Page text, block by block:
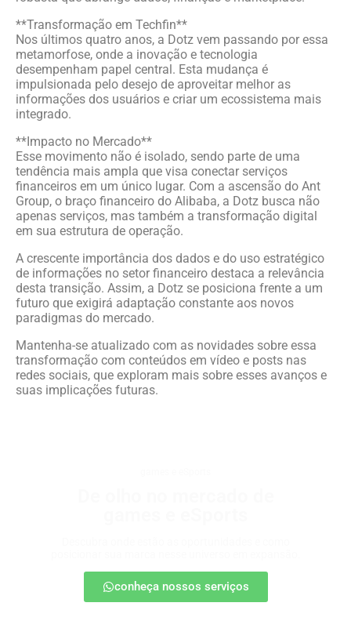
**Transformação em Techfin**
Nos últimos quatro anos, a Dotz vem passando por essa
metamorfose, onde a inovação e tecnologia
desempenham papel central. Esta mudança é
impulsionada pelo desejo de aproveitar melhor as
informações dos usuários e criar um ecossistema mais
integrado.
**Impacto no Mercado**
Esse movimento não é isolado, sendo parte de uma
tendência mais ampla que visa conectar serviços
financeiros em um único lugar. Com a ascensão do Ant
Group, o braço financeiro do Alibaba, a Dotz busca não
apenas serviços, mas também a transformação digital
em sua estrutura de operação.
A crescente importância dos dados e do uso estratégico
de informações no setor financeiro destaca a relevância
desta transição. Assim, a Dotz se posiciona frente a um
futuro que exigirá adaptação constante aos novos
paradigmas do mercado.
Mantenha-se atualizado com as novidades sobre essa
transformação com conteúdos em vídeo e posts nas
redes sociais, que exploram mais sobre esses avanços e
suas implicações futuras.
conheça nossos serviços